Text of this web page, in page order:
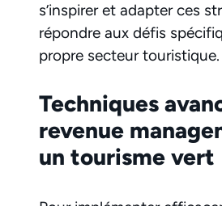
s’inspirer et adapter ces
répondre aux défis
propre secteur touristique.
Techniques
revenue
un tourisme vert